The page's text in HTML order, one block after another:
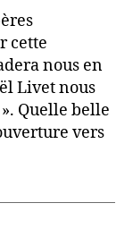
cette
nous en
Livet nous
». Quelle belle
vers